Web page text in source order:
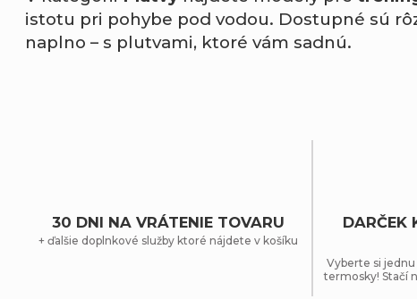
istotu pri pohybe pod vodou. Dostupné sú
naplno – s plutvami, ktoré vám sadnú.
30 DNI NA VRÁTENIE TOVARU
+ ďalšie doplnkové služby ktoré nájdete v košíku
DARČEK
Vyberte si
termosky! Stačí